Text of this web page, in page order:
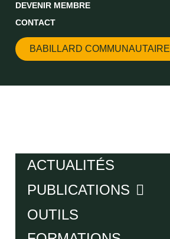
DEVENIR MEMBRE
CONTACT
BABILLARD COMMUNAUTAIRE
ACTUALITÉS
PUBLICATIONS
OUTILS